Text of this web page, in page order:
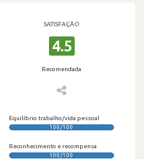
SATISFAÇÃO
4.5
Recomendada
Equilíbrio trabalho/vida pessoal
100/100
Reconhecimento e recompensa
100/100